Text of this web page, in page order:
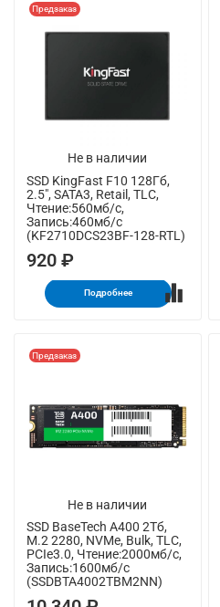
Не в наличии
Предзаказ
SSD KingFast F10 128Гб,
2.5", SATA3, Retail, TLC,
Чтение:560мб/с,
Запись:460мб/с
(KF2710DCS23BF-128-RTL)
920 ₽
Подробнее
Не в наличии
Предзаказ
SSD BaseTech A400 2Тб,
M.2 2280, NVMe, Bulk, TLC,
PCIe3.0, Чтение:2000мб/с,
Запись:1600мб/с
(SSDBTA4002TBM2NN)